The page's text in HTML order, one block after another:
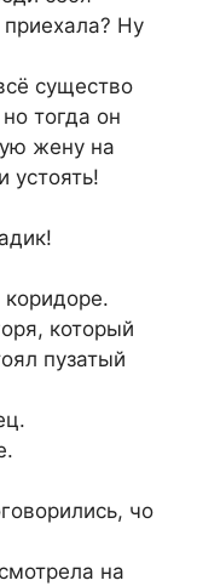
Ну
существо
тогда он
жену на
устоять!
который
пузатый
чо
на